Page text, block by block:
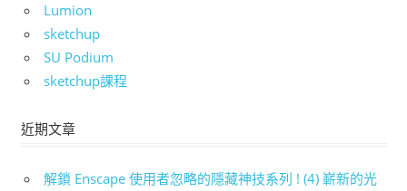
Lumion
sketchup
SU Podium
sketchup課程
近期文章
解鎖 Enscape 使用者忽略的隱藏神技系列 ! (4) 嶄新的光